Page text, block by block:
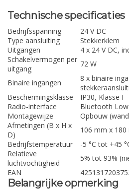
Technische specificaties
Bedrijfsspanning
24 V DC
Type aansluiting
Stekkerklem
Uitgangen
4 x 24 V DC,
Schakelvermogen per
uitgang
72 W
Binaire ingangen
8 x binaire
Beschermingsklasse
IP30, Klasse I
Radio-interface
Bluetooth Low
Montagewijze
Opbouw
Afmetingen (B x H x
D)
106 mm x
Bedrijfstemperatuur
-5 °C tot +45
Relatieve
luchtvochtigheid
5% tot 93%
EAN
Belangrijke opmerking